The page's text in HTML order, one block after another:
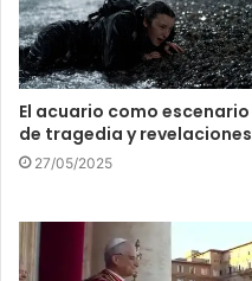
El acuario como escenario
de tragedia y revelaciones
27/05/2025